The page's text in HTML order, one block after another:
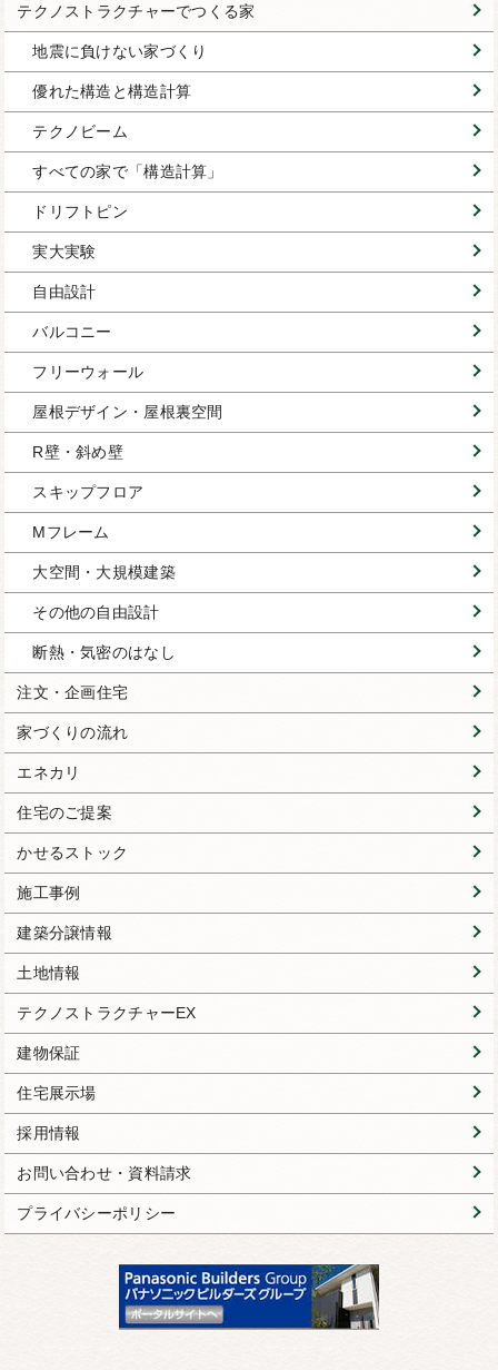
テクノストラクチャーでつくる家
地震に負けない家づくり
優れた構造と構造計算
テクノビーム
すべての家で「構造計算」
ドリフトピン
実大実験
自由設計
バルコニー
フリーウォール
屋根デザイン・屋根裏空間
R壁・斜め壁
スキップフロア
Mフレーム
大空間・大規模建築
その他の自由設計
断熱・気密のはなし
注文・企画住宅
家づくりの流れ
エネカリ
住宅のご提案
かせるストック
施工事例
建築分譲情報
土地情報
テクノストラクチャーEX
建物保証
住宅展示場
採用情報
お問い合わせ・資料請求
プライバシーポリシー